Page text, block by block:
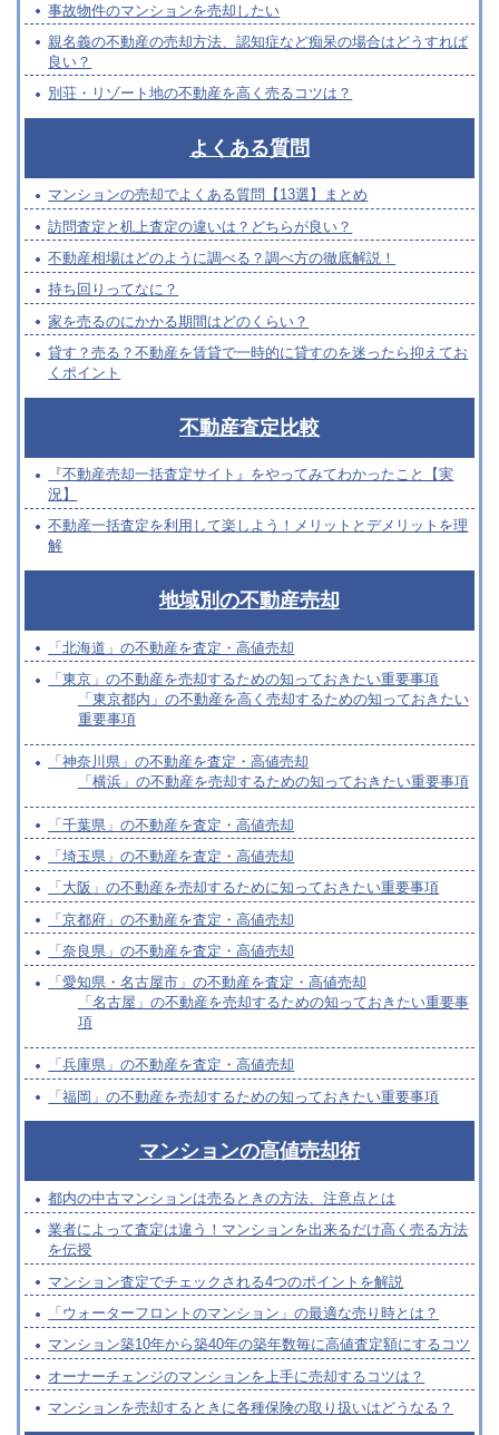
事故物件のマンションを売却したい
親名義の不動産の売却方法、認知症など痴呆の場合はどうすれば
良い？
別荘・リゾート地の不動産を高く売るコツは？
よくある質問
マンションの売却でよくある質問【13選】まとめ
訪問査定と机上査定の違いは？どちらが良い？
不動産相場はどのように調べる？調べ方の徹底解説！
持ち回りってなに？
家を売るのにかかる期間はどのくらい？
貸す？売る？不動産を賃貸で一時的に貸すのを迷ったら抑えてお
くポイント
不動産査定比較
『不動産売却一括査定サイト』をやってみてわかったこと【実
況】
不動産一括査定を利用して楽しよう！メリットとデメリットを理
解
地域別の不動産売却
「北海道」の不動産を査定・高値売却
「東京」の不動産を売却するための知っておきたい重要事項
「東京都内」の不動産を高く売却するための知っておきたい
重要事項
「神奈川県」の不動産を査定・高値売却
「横浜」の不動産を売却するための知っておきたい重要事項
「千葉県」の不動産を査定・高値売却
「埼玉県」の不動産を査定・高値売却
「大阪」の不動産を売却するために知っておきたい重要事項
「京都府」の不動産を査定・高値売却
「奈良県」の不動産を査定・高値売却
「愛知県・名古屋市」の不動産を査定・高値売却
「名古屋」の不動産を売却するための知っておきたい重要事
項
「兵庫県」の不動産を査定・高値売却
「福岡」の不動産を売却するための知っておきたい重要事項
マンションの高値売却術
都内の中古マンションは売るときの方法、注意点とは
業者によって査定は違う！マンションを出来るだけ高く売る方法
を伝授
マンション査定でチェックされる4つのポイントを解説
「ウォーターフロントのマンション」の最適な売り時とは？
マンション築10年から築40年の築年数毎に高値査定額にするコツ
オーナーチェンジのマンションを上手に売却するコツは？
マンションを売却するときに各種保険の取り扱いはどうなる？